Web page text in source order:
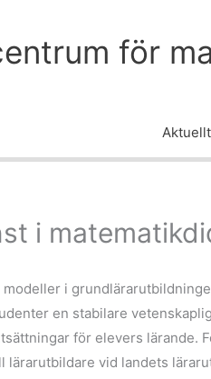
för
Aktuellt
i
i
en stabilare
för elevers lärande.
lärarutbildare vid landets